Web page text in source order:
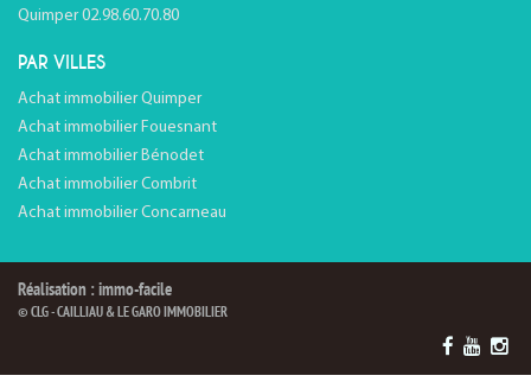
Quimper 02.98.60.70.80
PAR VILLES
Achat immobilier Quimper
Achat immobilier Fouesnant
Achat immobilier Bénodet
Achat immobilier Combrit
Achat immobilier Concarneau
Réalisation : immo-facile
© CLG - CAILLIAU & LE GARO IMMOBILIER